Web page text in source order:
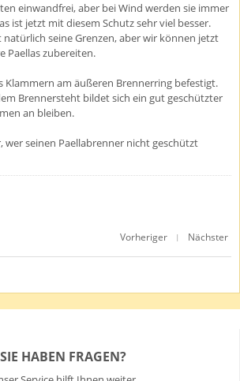
einwandfrei, aber bei Wind werden sie immer
ist jetzt mit diesem Schutz sehr viel besser.
natürlich seine Grenzen, aber wir können jetzt
Paellas zubereiten.
Klammern am äußeren Brennerring befestigt.
Brennersteht bildet sich ein gut geschützter
an bleiben.
wer seinen Paellabrenner nicht geschützt
Vorheriger | Nächster
SIE HABEN FRAGEN?